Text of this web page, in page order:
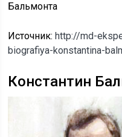
Бальмонта
Источник: http://md-
biografiya-konstantina-
Константин